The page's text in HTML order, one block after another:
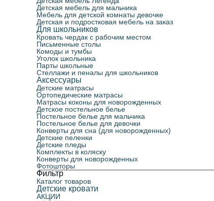
Детская мебель для мальчика
Мебель для детской комнаты девочке
Детская и подростковая мебель на заказ
Для школьников
Кровать чердак с рабочим местом
Письменные столы
Комоды и тумбы
Уголок школьника
Парты школьные
Стеллажи и пеналы для школьников
Аксессуары
Детские матрасы
Ортопедические матрасы
Матрасы коконы для новорожденных
Детское постельное белье
Постельное белье для мальчика
Постельное белье для девочки
Конверты для сна (для новорожденных)
Детские пеленки
Детские пледы
Комплекты в коляску
Конверты для новорожденных
Фотошторы
Фильтр
Каталог товаров
Детские кровати
АКЦИИ